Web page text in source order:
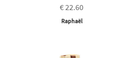
€ 22.60
Raphaël